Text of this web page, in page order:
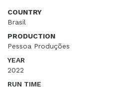
COUNTRY
Brasil
PRODUCTION
Pessoa Produções
YEAR
2022
RUN TIME